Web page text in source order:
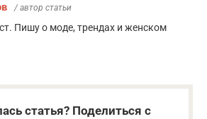
/ автор статьи
Пишу о моде, трендах и женском
статья? Поделиться с